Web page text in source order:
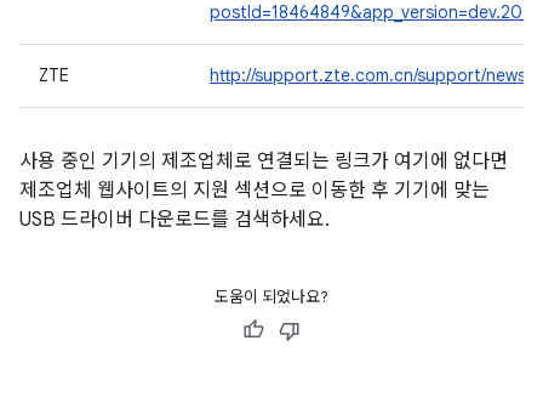
ZTE http://support.zte.com.cn/support/news/
사용 중인 기기의 제조업체로 연결되는 링크가 여기에 없다면
제조업체 웹사이트의 지원 섹션으로 이동한 후 기기에 맞는
USB 드라이버 다운로드를 검색하세요.
도움이 되었나요?